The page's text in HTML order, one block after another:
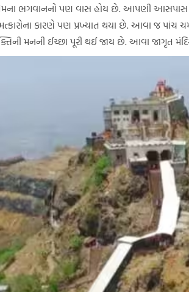
ભગવાનનો પણ વાસ હોય છે. આપણી આસપાસ
કારણે પણ પ્રખ્યાત થયા છે. આવા જ પાંચ
મનની ઈચ્છા પૂરી થઈ જાય છે. આવા જાગૃત